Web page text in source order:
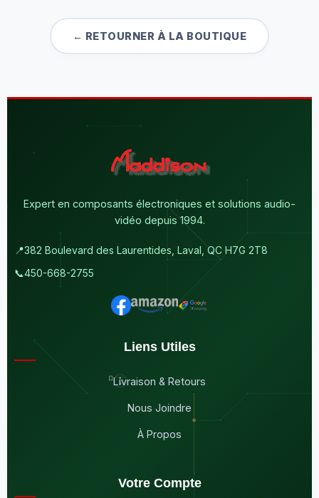
← RETOURNER À LA BOUTIQUE
Expert en composants électroniques et solutions audio-
vidéo depuis 1994.
📍382 Boulevard des Laurentides, Laval, QC H7G 2T8
📞450-668-2755
Liens Utiles
Livraison & Retours
Nous Joindre
À Propos
Votre Compte